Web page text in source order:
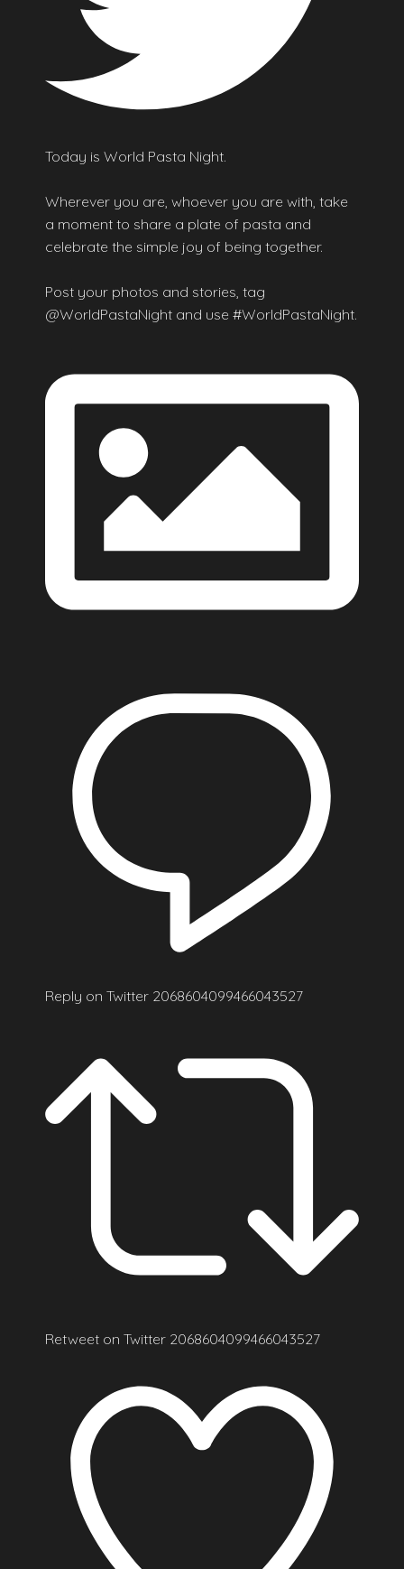
Today is World Pasta Night.
Wherever you are, whoever you are with, take
a moment to share a plate of pasta and
celebrate the simple joy of being together.
Post your photos and stories, tag
@WorldPastaNight and use #WorldPastaNight.
Reply on Twitter 2068604099466043527
Retweet on Twitter 2068604099466043527